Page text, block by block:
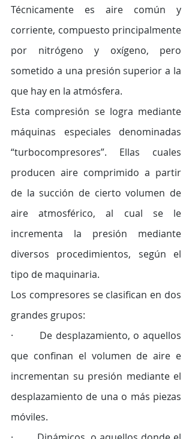
Técnicamente es aire común y
corriente, compuesto principalmente
por nitrógeno y oxígeno, pero
sometido a una presión superior a la
que hay en la atmósfera.
Esta compresión se logra mediante
máquinas especiales denominadas
“turbocompresores”. Ellas cuales
producen aire comprimido a partir
de la succión de cierto volumen de
aire atmosférico, al cual se le
incrementa la presión mediante
diversos procedimientos, según el
tipo de maquinaria.
Los compresores se clasifican en dos
grandes grupos:
·        De desplazamiento, o aquellos
que confinan el volumen de aire e
incrementan su presión mediante el
desplazamiento de una o más piezas
móviles.